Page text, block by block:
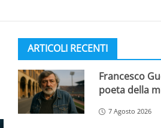
ARTICOLI RECENTI
Francesco
poeta della
7 Agosto 2026